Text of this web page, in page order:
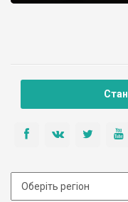
продовжують